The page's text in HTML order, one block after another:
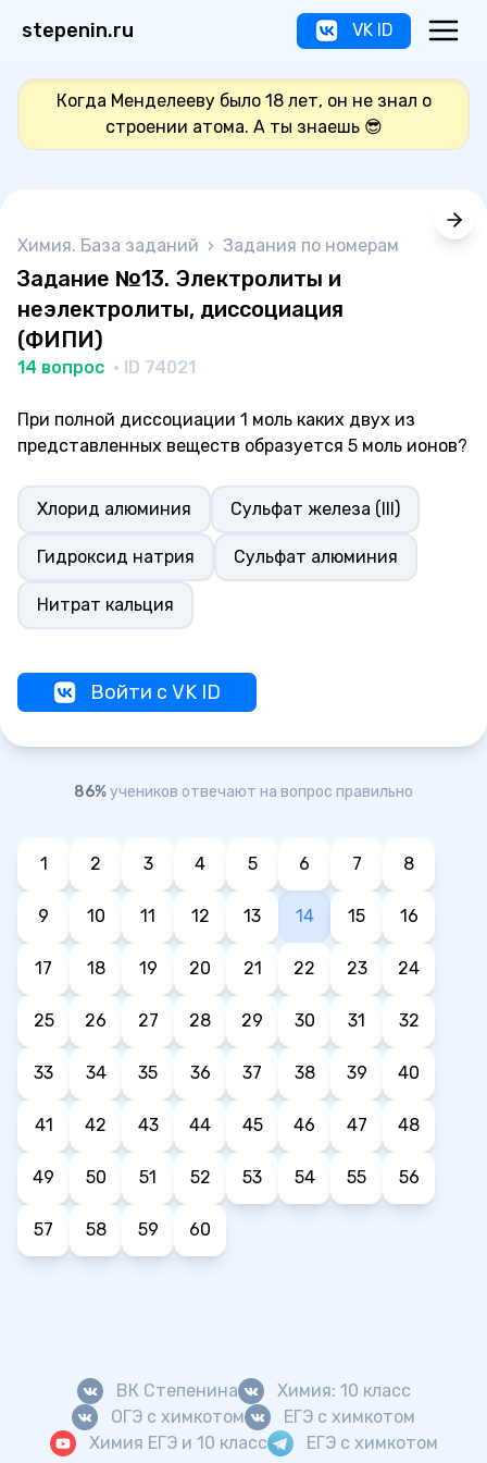
stepenin.ru VK ID
Когда Менделееву было 18 лет, он не знал о
строении атома. А ты знаешь 😎
Химия. База заданий › Задания по номерам
Задание №13. Электролиты и
неэлектролиты, диссоциация
(ФИПИ)
14 вопрос · ID 74021
При полной диссоциации 1 моль каких двух из
представленных веществ образуется 5 моль ионов?
Хлорид алюминия Сульфат железа (III)
Гидроксид натрия Сульфат алюминия
Нитрат кальция
Войти с VK ID
86%учеников отвечают на вопрос правильно
1 2 3 4 5 6 7 8
9 10 11 12 13 14 15 16
17 18 19 20 21 22 23 24
25 26 27 28 29 30 31 32
33 34 35 36 37 38 39 40
41 42 43 44 45 46 47 48
49 50 51 52 53 54 55 56
57 58 59 60
ВК Степенина
Химия: 10 класс
ОГЭ с химкотом
ЕГЭ с химкотом
Химия ЕГЭ и 10 класс
ЕГЭ с химкотом